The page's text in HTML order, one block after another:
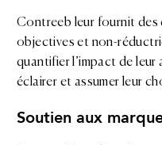
Contreeb leur fournit des
objectives et non-
quantifier l’impact de leur
éclairer et assumer leur
Soutien aux